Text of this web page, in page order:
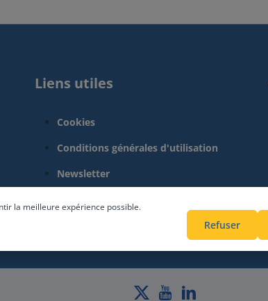
Liens utiles
Cookies
Conditions générales d'utilisation
Newsletter
la meilleure expérience possible.
Refuser